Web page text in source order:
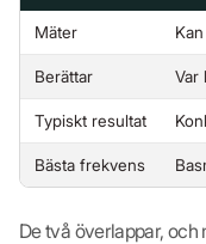
Mäter
Berättar Var
Typiskt resultat
Bästa frekvens
De två överlappar,